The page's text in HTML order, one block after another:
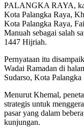
PALANGKA RAYA,
Kota Palangka Raya,
Kota Palangka Raya,
Manuah sebagai salah
1447 Hijriah.
Pernyataan itu
Wadai Ramadan di
Sudarso, Kota
Menurut Khemal,
strategis untuk
pasar yang dalam
kunjungan.